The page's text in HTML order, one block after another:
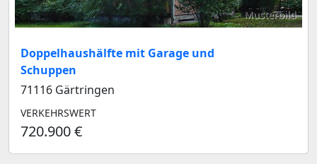
Musterbild
Doppelhaushälfte mit Garage und
Schuppen
71116 Gärtringen
VERKEHRSWERT
720.900 €